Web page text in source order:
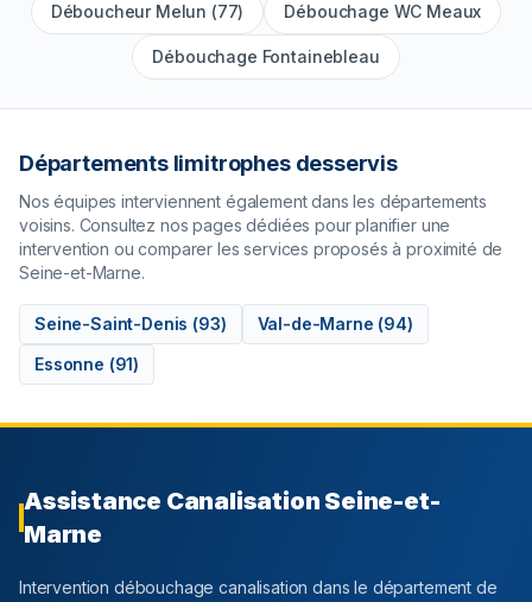
Déboucheur Melun (77) Débouchage WC Meaux
Débouchage Fontainebleau
Départements limitrophes desservis
Nos équipes interviennent également dans les départements
voisins. Consultez nos pages dédiées pour planifier une
intervention ou comparer les services proposés à proximité de
Seine-et-Marne.
Seine-Saint-Denis (93) Val-de-Marne (94)
Essonne (91)
Assistance Canalisation Seine-et-
Marne
Intervention débouchage canalisation dans le département de